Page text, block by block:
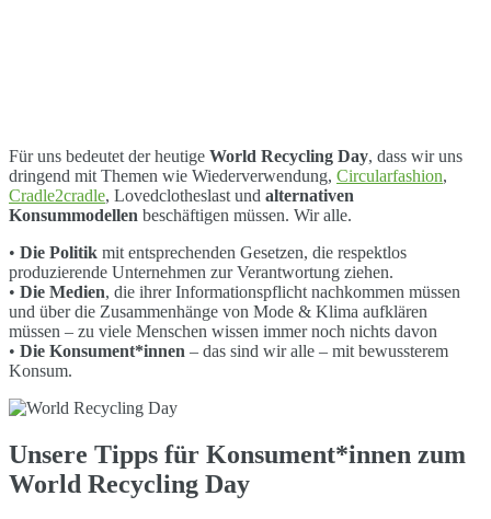
Für uns bedeutet der heutige World Recycling Day, dass wir uns
dringend mit Themen wie Wiederverwendung, Circularfashion,
Cradle2cradle, Lovedclotheslast und alternativen
Konsummodellen beschäftigen müssen. Wir alle.
• Die Politik mit entsprechenden Gesetzen, die respektlos
produzierende Unternehmen zur Verantwortung ziehen.
• Die Medien, die ihrer Informationspflicht nachkommen müssen
und über die Zusammenhänge von Mode & Klima aufklären
müssen – zu viele Menschen wissen immer noch nichts davon
• Die Konsument*innen – das sind wir alle – mit bewussterem
Konsum.
Unsere Tipps für Konsument*innen zum
World Recycling Day